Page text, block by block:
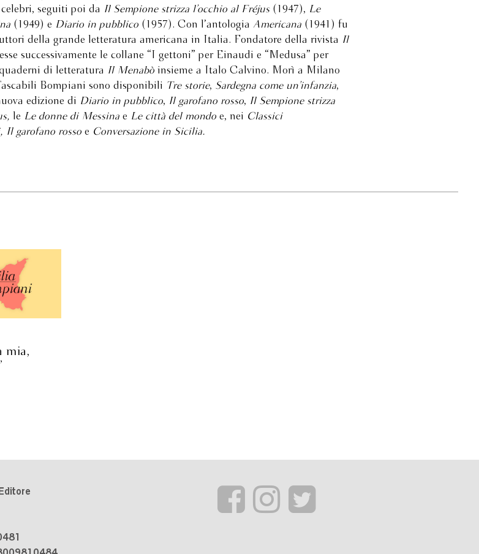
seguiti poi da Il Sempione strizza l’occhio al Fréjus(1947), Le
(1949) e Diario in pubblico (1957). Con l’antologia Americana (1941) fu
della grande letteratura americana in Italia. Fondatore della rivista Il
successivamente le collane “I gettoni” per Einaudi e “Medusa” per
di letteratura Il Menabò insieme a Italo Calvino. Morì a Milano
Bompiani sono disponibili Tre storie, Sardegna come un’infanzia,
edizione di Diario in pubblico, Il garofano rosso, Il Sempione strizza
le Le donne di Messina e Le città del mondo e, nei Classici
Il garofano rosso e Conversazione in Sicilia.
mia,